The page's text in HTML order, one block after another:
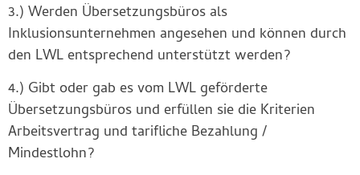
3.) Werden Übersetzungsbüros als
Inklusionsunternehmen angesehen und können durch
den LWL entsprechend unterstützt werden?
4.) Gibt oder gab es vom LWL geförderte
Übersetzungsbüros und erfüllen sie die Kriterien
Arbeitsvertrag und tarifliche Bezahlung /
Mindestlohn?